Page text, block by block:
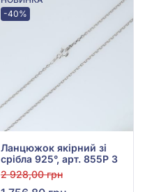
-40%
Ланцюжок якірний зі
срібла 925°, арт. 855Р 3
2 928,00 грн